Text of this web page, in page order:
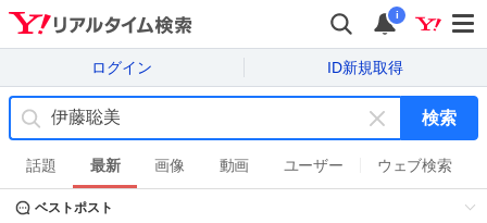
i
ログイン ID新規取得
キ
ー
ワ
検索
話題 最新 画像 動画 ユーザー ウェブ検索
ベストポスト